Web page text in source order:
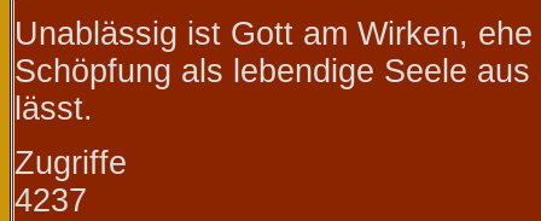
Unablässig ist Gott am Wirken,
Schöpfung als lebendige Seele
lässt.
Zugriffe
4237